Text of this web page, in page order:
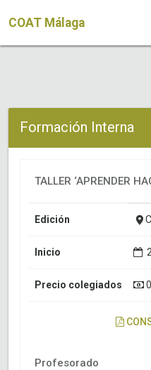
COAT Málaga
Formación Interna
TALLER ‘APRENDER
Edición
Inicio
Precio colegiados
Profesorado